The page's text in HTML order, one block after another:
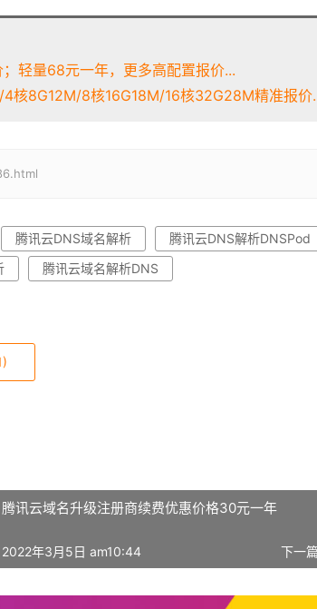
轻量68元一年，更多高配置报价...
8G12M/8核16G18M/16核32G28M精准报价
腾讯云DNS域名解析
腾讯云DNS解析DNSPod
腾讯云域名解析DNS
腾讯云域名升级注册商续费优惠价格30元一年
下一
2022年3月5日 am10:44